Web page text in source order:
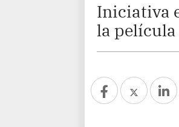
Iniciativa
la película